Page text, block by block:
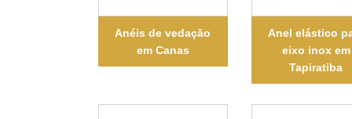
Anéis de vedação
em Canas
Anel elástico
eixo inox em
Tapiratiba